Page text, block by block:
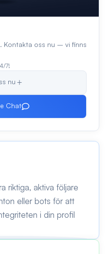
Kontakta oss nu – vi finns
7!
nu
Chat
riktiga, aktiva följare
eller bots för att
i din profil